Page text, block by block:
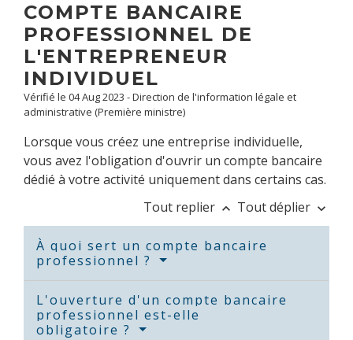
COMPTE BANCAIRE
PROFESSIONNEL DE
L'ENTREPRENEUR
INDIVIDUEL
Vérifié le 04 Aug 2023 - Direction de l'information légale et
administrative (Première ministre)
Lorsque vous créez une entreprise individuelle,
vous avez l'obligation d'ouvrir un compte bancaire
dédié à votre activité uniquement dans certains cas.
Tout replier keyboard_arrow_up Tout déplier keyboard_arrow_down
À quoi sert un compte bancaire
professionnel ?
L'ouverture d'un compte bancaire
professionnel est-elle
obligatoire ?